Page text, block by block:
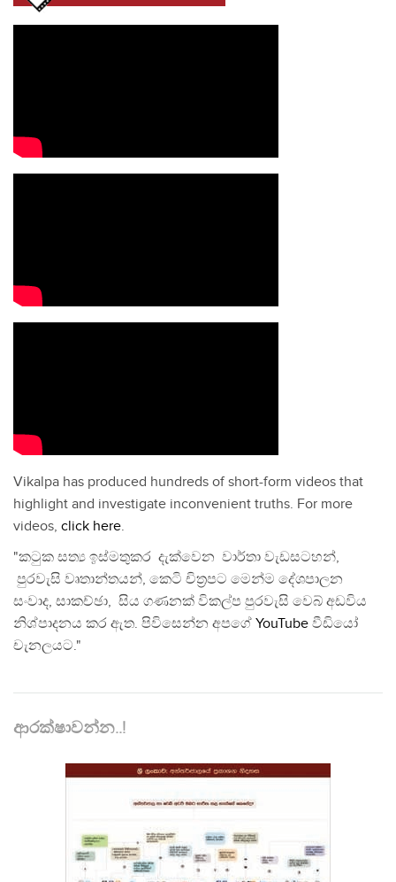
Vikalpa has produced hundreds of short-form videos that
highlight and investigate inconvenient truths. For more
videos, click here.
"කටුක සත්‍ය ඉස්මතුකර දැක්වෙන වාර්තා වැඩසටහන්,
පුරවැසි වෘතාන්තයන්, කෙටි චිත්‍රපට මෙන්ම දේශපාලන
සංවාද, සාකච්ඡා, සිය ගණනක් විකල්ප පුරවැසි වෙබ් අඩවිය
නිශ්පාදනය කර ඇත. පිවිසෙන්න අපගේ YouTube වීඩියෝ
චැනලයට."
ආරක්ෂාවන්න..!